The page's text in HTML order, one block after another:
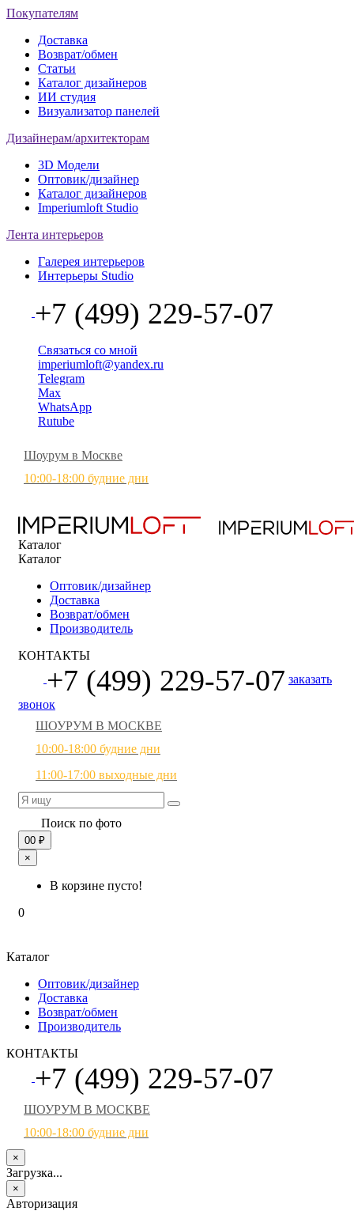
Покупателям
Доставка
Возврат/обмен
Статьи
Каталог дизайнеров
ИИ студия
Визуализатор панелей
Дизайнерам/архитекторам
3D Модели
Оптовик/дизайнер
Каталог дизайнеров
Imperiumloft Studio
Лента интерьеров
Галерея интерьеров
Интерьеры Studio
+7 (499) 229-57-07
Связаться со мной
imperiumloft@yandex.ru
Telegram
Max
WhatsApp
Rutube
Шоурум в Москве
10:00-18:00 будние дни
Каталог
Каталог
Оптовик/дизайнер
Доставка
Возврат/обмен
Производитель
КОНТАКТЫ
+7 (499) 229-57-07 заказать
звонок
ШОУРУМ В МОСКВЕ
10:00-18:00 будние дни
11:00-17:00 выходные дни
Поиск по фото
00 ₽
×
В корзине пусто!
0
Каталог
Оптовик/дизайнер
Доставка
Возврат/обмен
Производитель
КОНТАКТЫ
+7 (499) 229-57-07
ШОУРУМ В МОСКВЕ
10:00-18:00 будние дни
×
Загрузка...
×
Авторизация